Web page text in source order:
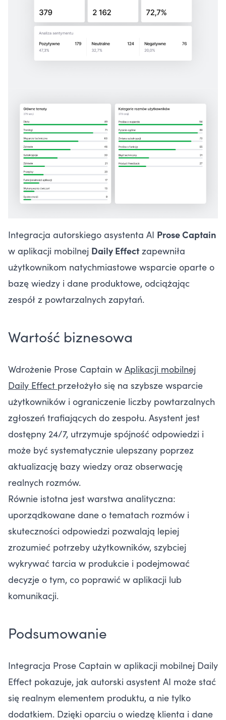
Integracja autorskiego asystenta AI Prose Captain
w aplikacji mobilnej Daily Effectzapewniła
użytkownikom natychmiastowe wsparcie oparte o
bazę wiedzy i dane produktowe, odciążając
zespół z powtarzalnych zapytań.
Wartość biznesowa
Wdrożenie Prose Captain w Aplikacji mobilnej
Daily Effect przełożyło się na szybsze wsparcie
użytkowników i ograniczenie liczby powtarzalnych
zgłoszeń trafiających do zespołu. Asystent jest
dostępny 24/7, utrzymuje spójność odpowiedzi i
może być systematycznie ulepszany poprzez
aktualizację bazy wiedzy oraz obserwację
realnych rozmów.
Równie istotna jest warstwa analityczna:
uporządkowane dane o tematach rozmów i
skuteczności odpowiedzi pozwalają lepiej
zrozumieć potrzeby użytkowników, szybciej
wykrywać tarcia w produkcie i podejmować
decyzje o tym, co poprawić w aplikacji lub
komunikacji.
Podsumowanie
Integracja Prose Captain w aplikacji mobilnej Daily
Effect pokazuje, jak autorski asystent AI może stać
się realnym elementem produktu, a nie tylko
dodatkiem. Dzięki oparciu o wiedzę klienta i dane